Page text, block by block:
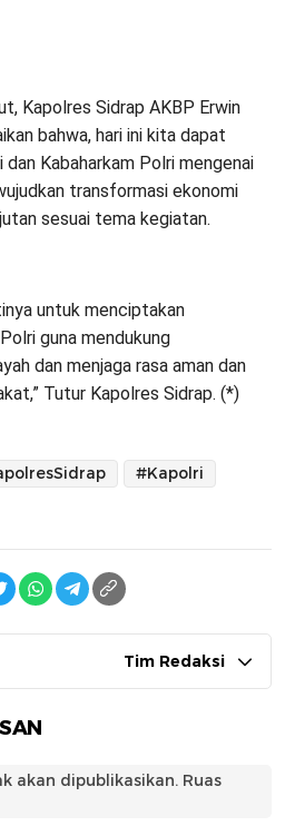
Kapolres Sidrap AKBP Erwin
bahwa, hari ini kita dapat
Kabaharkam Polri mengenai
transformasi ekonomi
sesuai tema kegiatan.
untuk menciptakan
guna mendukung
dan menjaga rasa aman dan
Tutur Kapolres Sidrap. (*)
#Kapolri
Tim Redaksi
akan dipublikasikan. Ruas